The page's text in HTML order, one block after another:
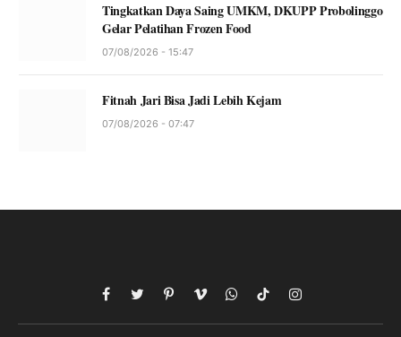
Tingkatkan Daya Saing UMKM, DKUPP Probolinggo
Gelar Pelatihan Frozen Food
07/08/2026 - 15:47
Fitnah Jari Bisa Jadi Lebih Kejam
07/08/2026 - 07:47
Facebook
TwitterPinterestVimeoWhatsApp
TikTokInstagram